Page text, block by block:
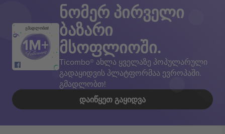
გმადლობთ!
ნომერ პირველი
ბაზარი
მსოფლიოში.
Ticombo® ახლა ყველაზე პოპულარული
გადაყიდვის პლატფორმაა ევროპაში.
გმადლობთ!
ᲓᲐᲘᲬᲧᲔᲗ ᲒᲐᲧᲘᲓᲕᲐ